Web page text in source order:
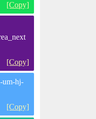
[Copy]
[Copy]
um-hj-
[Copy]